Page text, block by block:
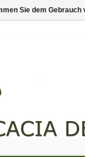
Sie dem